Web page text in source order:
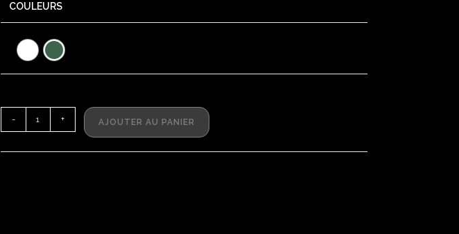
COULEURS
- + AJOUTER AU PANIER